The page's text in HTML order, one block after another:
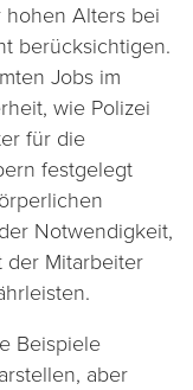
Alters bei
berücksichtigen.
Jobs im
wie Polizei
für die
festgelegt
Notwendigkeit,
der Mitarbeiter
Beispiele
aber